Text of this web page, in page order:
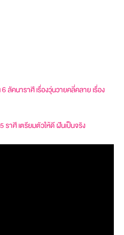
ลัคนาราศี เรื่องวุ่นวายคลี่คลาย เรื่อง
ราศี เตรียมตัวให้ดี ฝันเป็นจริง